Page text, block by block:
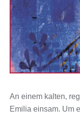
An einem kalten,
Emilia einsam. Um